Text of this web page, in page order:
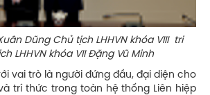
Dũng Chủ tịch LHHVN khóa VIII tri
LHHVN khóa VII Đặng Vũ Minh
vai trò là người đứng đầu, đại diện cho
trí thức trong toàn hệ thống Liên hiệp